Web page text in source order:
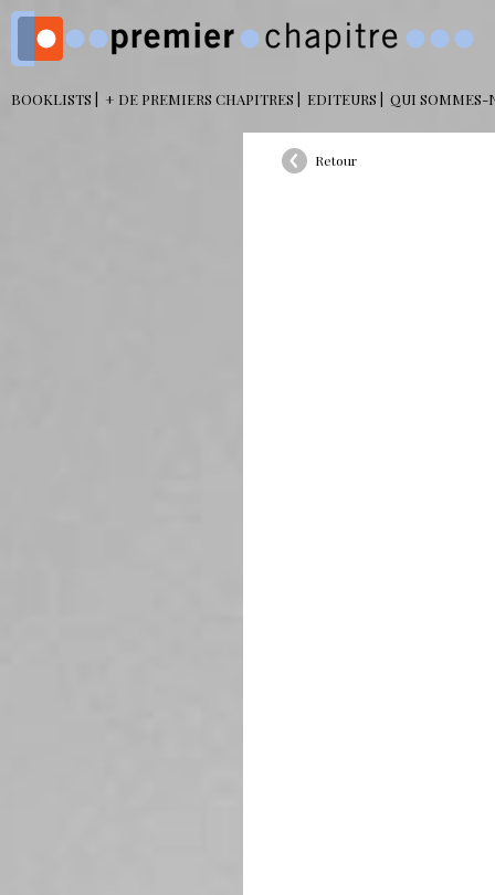
BOOKLISTS + DE PREMIERS CHAPITRES EDITEURS QUI SOMMES-
Retour